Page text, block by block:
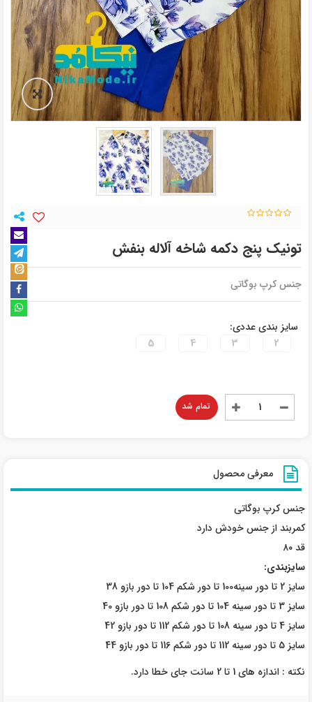
تونیک پنج دکمه شاخه آلاله بنفش
جنس کرپ بوگاتی
سایز بندی عددی:
2
3
4
5
تمام شد
معرفی محصول
جنس کرپ بوگاتی
کمربند از جنس خودش دارد
قد ۸۰
سایزبندی:
سایز 2 تا دور سینه100 تا دور شکم 104 تا دور بازو 38
سایز 3 تا دور سینه 104 تا دور شکم 108 تا دور بازو 40
سایز 4 تا دور سینه 108 تا دور شکم 112 تا دور بازو 42
سایز 5 تا دور سینه 112 تا دور شکم 116 تا دور بازو 44
نکته : اندازه های 1 تا 2 سانت جای خطا دارد.